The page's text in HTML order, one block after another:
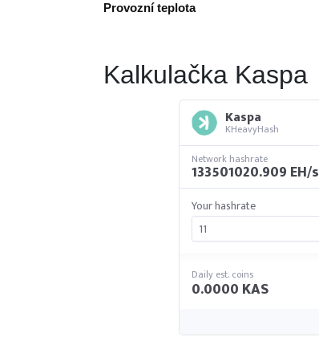
Provozní teplota
Kalkulačka Kaspa
Kaspa
KHeavyHash
Network hashrate
133501020.909 EH/s
Your hashrate
Daily est. coins
0.0000 KAS